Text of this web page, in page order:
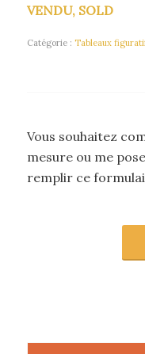
VENDU, SOLD
Catégorie : Tableaux
Vous souhaitez
mesure ou me
remplir ce